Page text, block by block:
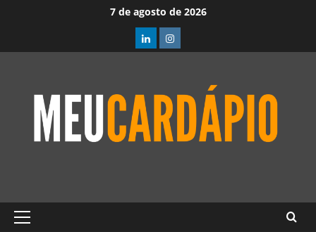
7 de agosto de 2026